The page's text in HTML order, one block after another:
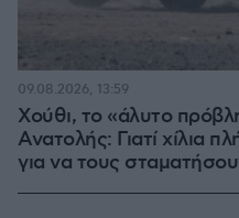
Χούθι, το «άλυτο
Ανατολής: Γιατί χίλια
για να τους
09.08.2026, 13:59